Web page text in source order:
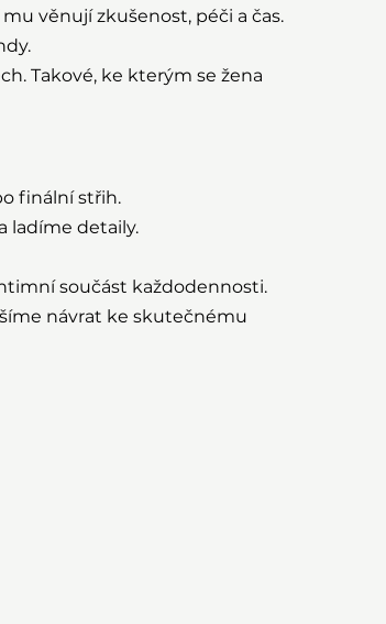
věnují zkušenost, péči a čas.
Takové, ke kterým se žena
finální střih.
ladíme detaily.
součást každodennosti.
návrat ke skutečnému